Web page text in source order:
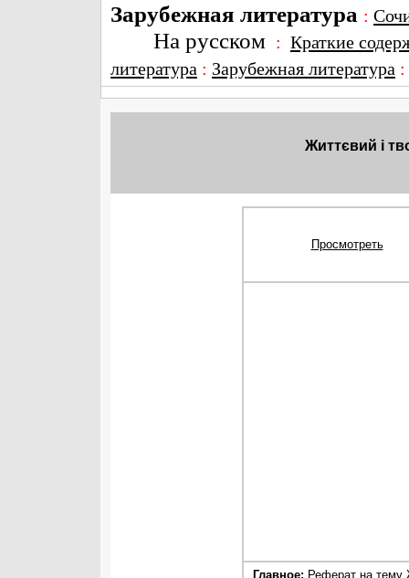
Зарубежная литература :
На русском : Краткие
литература : Зарубежная литература
Життєвий і
Просмотреть
Главное: Реферат на тему